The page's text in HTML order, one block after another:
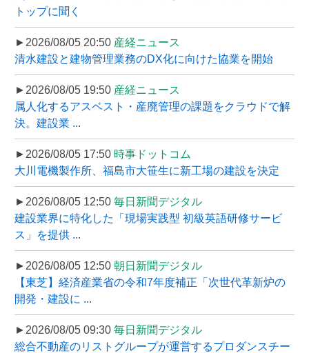
トップに聞く
►2026/08/05 20:50 産経ニュース
清水建設と建物管理業務のDX化に向けた協業を開始
►2026/08/05 19:50 産経ニュース
属人化するアスベスト・産廃管理の課題をクラウドで解
決。建設業 ...
►2026/08/05 17:50 時事ドットコム
大川電機製作所、福島市大笹生に新工場の建設を決定
►2026/08/05 12:50 毎日新聞デジタル
建設業界に特化した「現場実践型 初級英語研修サービ
ス」を提供 ...
►2026/08/05 12:50 朝日新聞デジタル
【東芝】経済産業省の令和7年度補正「次世代革新炉の
開発・建設に ...
►2026/08/05 09:30 毎日新聞デジタル
総合不動産のリストグループが運営するプロダンスチー